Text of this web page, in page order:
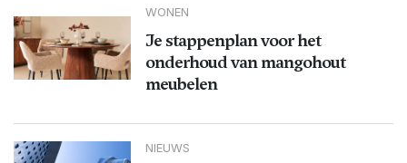
WONEN
Je stappenplan voor het
onderhoud van mangohout
meubelen
NIEUWS